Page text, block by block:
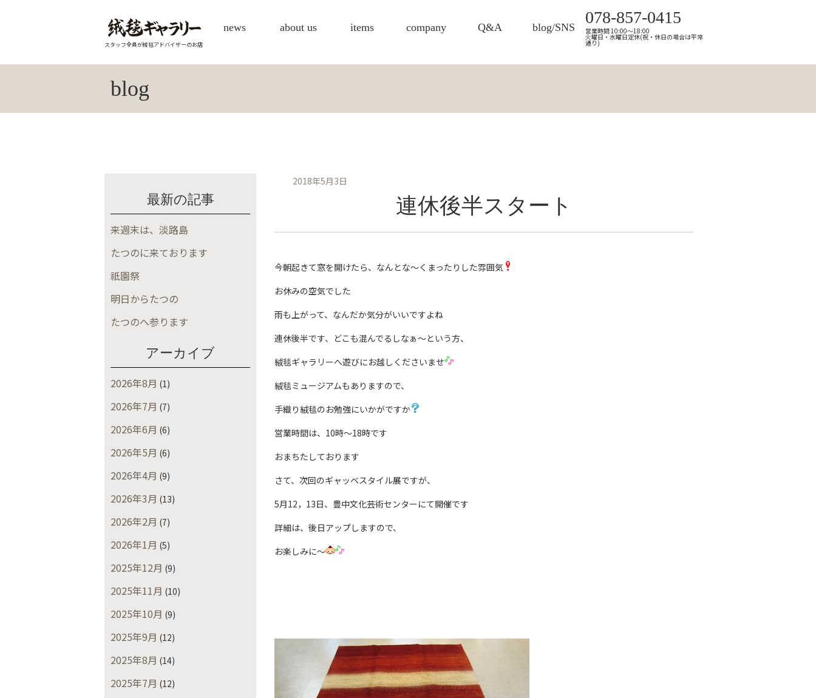
スタッフ全員が絨毯アドバイザーのお店
news about us items company Q&A blog/SNS
078-857-0415
営業時間 10:00～18:00
火曜日・水曜日定休(祝・休日の場合は平常
通り)
blog
最新の記事
来週末は、淡路島
たつのに来ております
祇園祭
明日からたつの
たつのへ参ります
アーカイブ
2026年8月 (1)
2026年7月 (7)
2026年6月 (6)
2026年5月 (6)
2026年4月 (9)
2026年3月 (13)
2026年2月 (7)
2026年1月 (5)
2025年12月 (9)
2025年11月 (10)
2025年10月 (9)
2025年9月 (12)
2025年8月 (14)
2025年7月 (12)
2018年5月3日
連休後半スタート
今朝起きて窓を開けたら、なんとな〜くまったりした雰囲気
お休みの空気でした
雨も上がって、なんだか気分がいいですよね
連休後半です、どこも混んでるしなぁ〜という方、
絨毯ギャラリーへ遊びにお越しくださいませ
絨毯ミュージアムもありますので、
手織り絨毯のお勉強にいかがですか
営業時間は、10時〜18時です
おまちたしております
さて、次回のギャッベスタイル展ですが、
5月12，13日、豊中文化芸術センターにて開催です
詳細は、後日アップしますので、
お楽しみに〜